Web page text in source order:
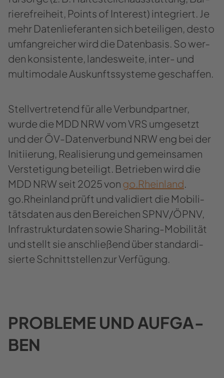
rie­re­frei­heit, Points of In­te­rest) in­te­griert. Je
mehr Da­ten­lie­fe­ran­ten sich be­tei­li­gen, desto
um­fang­rei­cher wird die Da­ten­ba­sis. So wer­
den kon­sis­ten­te, lan­des­wei­te, inter-​ und
mul­ti­moda­le Aus­kunfts­sys­te­me ge­schaf­fen.
Stell­ver­tre­tend für alle Ver­bund­part­ner,
wurde die MDD NRW vom VRS um­ge­setzt
und der ÖV-​Datenverbund NRW eng bei der
In­iti­ie­rung, Rea­li­sie­rung und ge­mein­sa­men
Ver­ste­ti­gung be­tei­ligt. Be­trie­ben wird die
MDD NRW seit 2025 von go.Rhein­land
go.Rhein­land prüft und va­li­diert die Mo­bi­li­
täts­da­ten aus den Be­rei­chen SPNV/ÖPNV,
In­fra­struk­tur­da­ten sowie Sharing-​Mobilität
und stellt sie an­schlie­ßend über stan­dar­di­
sier­te Schnitt­stel­len zur Ver­fü­gung.
PRO­BLE­ME UND AUF­GA­
BEN